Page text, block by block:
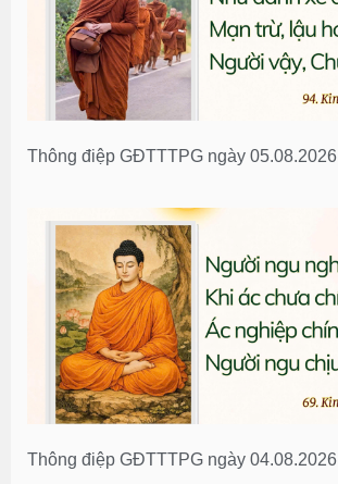
Thông điệp GĐTTTPG ngày 05.08.2026
Thông điệp GĐTTTPG ngày 04.08.2026